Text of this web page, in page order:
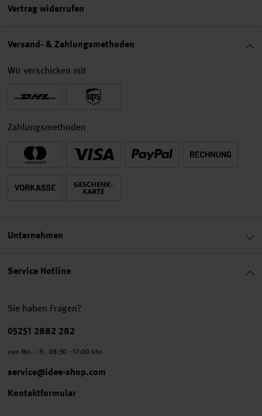
Service Hotline
Sie haben Fragen?
Telefonnummer
05251 2882 282
von Mo. - Fr. 08:30 - 17:00 Uhr
service@idee-shop.com
Kontaktformular
Vertrag widerrufen
Versand- & Zahlungsmethoden
Wir verschicken mit
Zahlungsmethoden
Unternehmen